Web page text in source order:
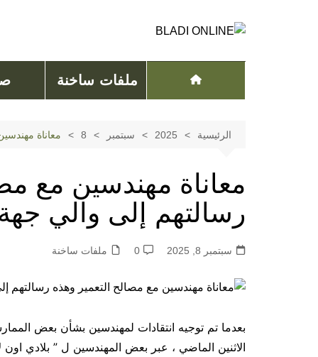
ملفات ساخنة
الرئيسية 2025 سبتمبر 8 معاناة
معاناة مهندسين مع
رسالتهم إلى والي
سبتمبر 8, 2025 0 ملفات ساخنة
بعدما تم توجيه انتقادات لمهندسين بشأن بعض
الاثنين الماضي ، عبر بعض المهندسين ل ” بلادي